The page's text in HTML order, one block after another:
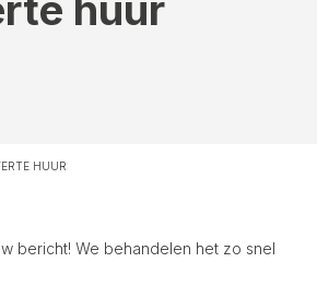
HUUR
bericht! We behandelen het zo snel